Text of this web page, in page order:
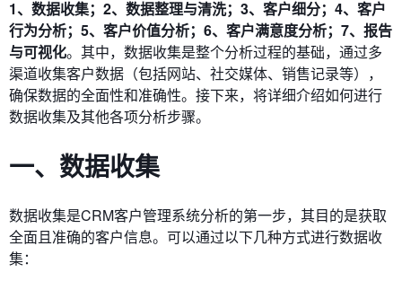
1、数据收集；2、数据整理与清洗；3、客户细分；4、客户
行为分析；5、客户价值分析；6、客户满意度分析；7、报告
与可视化。其中，数据收集是整个分析过程的基础，通过多
渠道收集客户数据（包括网站、社交媒体、销售记录等），
确保数据的全面性和准确性。接下来，将详细介绍如何进行
数据收集及其他各项分析步骤。
一、数据收集
数据收集是CRM客户管理系统分析的第一步，其目的是获取
全面且准确的客户信息。可以通过以下几种方式进行数据收
集：